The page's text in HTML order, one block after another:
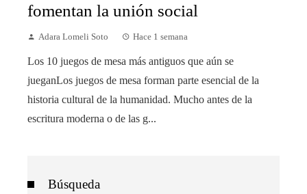
fomentan la unión social
Adara Lomeli Soto Hace 1 semana
Los 10 juegos de mesa más antiguos que aún se
jueganLos juegos de mesa forman parte esencial de la
historia cultural de la humanidad. Mucho antes de la
escritura moderna o de las g...
Búsqueda